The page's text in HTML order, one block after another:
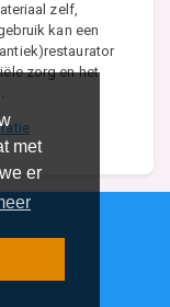
met
er
zelf,
kan een
zorg en het